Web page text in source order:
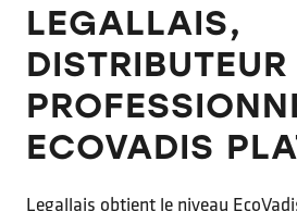
LEGALLAIS,
DISTRIBUTEUR
ECOVADIS
Legallais obtient le niveau